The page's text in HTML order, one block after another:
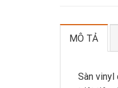
MÔ TẢ
Sàn vinyl